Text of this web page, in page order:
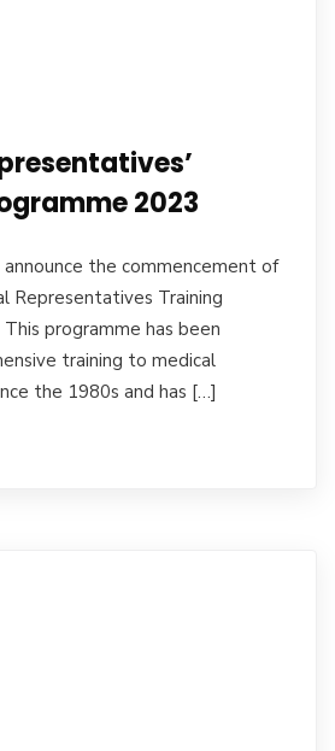
2023
the commencement of
Representatives Training
programme has been
training to medical
the 1980s and has […]